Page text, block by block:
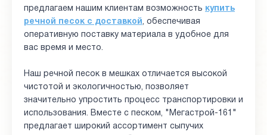
предлагаем нашим клиентам возможность купить
речной песок с доставкой, обеспечивая
оперативную поставку материала в удобное для
вас время и место.
Наш речной песок в мешках отличается высокой
чистотой и экологичностью, позволяет
значительно упростить процесс транспортировки и
использования. Вместе с песком, "Мегастрой-161"
предлагает широкий ассортимент сыпучих